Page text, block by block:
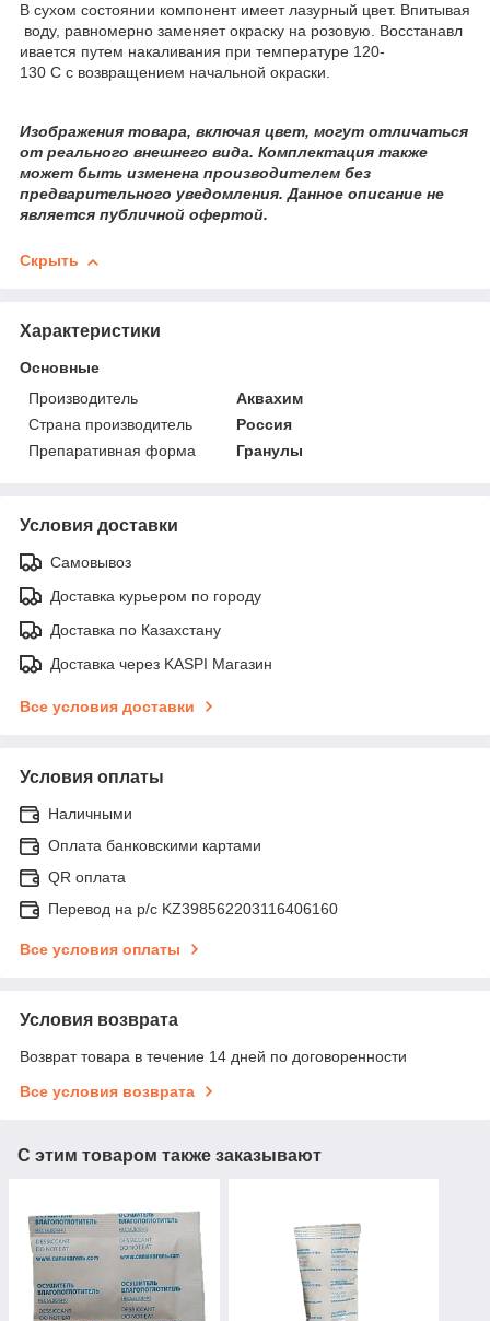
В сухом состоянии компонент имеет лазурный цвет. Впитывая
воду, равномерно заменяет окраску на розовую. Восстанавл
ивается путем накаливания при температуре 120-
130 С с возвращением начальной окраски.
Изображения товара, включая цвет, могут отличаться
от реального внешнего вида. Комплектация также
может быть изменена производителем без
предварительного уведомления. Данное описание не
является публичной офертой.
Скрыть
Характеристики
Основные
Производитель
Аквахим
Страна производитель
Россия
Препаративная форма
Гранулы
Условия доставки
Самовывоз
Доставка курьером по городу
Доставка по Казахстану
Доставка через KASPI Магазин
Все условия доставки
Условия оплаты
Наличными
Оплата банковскими картами
QR оплата
Перевод на р/с KZ398562203116406160
Все условия оплаты
Условия возврата
Возврат товара в течение 14 дней по договоренности
Все условия возврата
С этим товаром также заказывают